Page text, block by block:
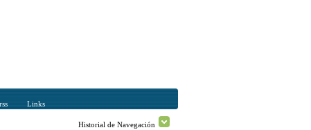
rss Links
Historial de Navegación